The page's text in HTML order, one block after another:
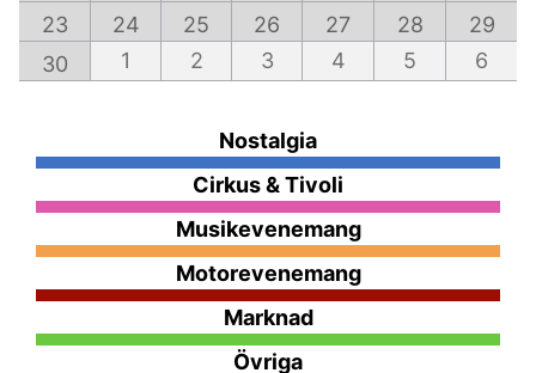
23
24 25 26 27 28
29
30
1 2 3 4 5 6
Nostalgia
Cirkus & Tivoli
Musikevenemang
Motorevenemang
Marknad
Övriga